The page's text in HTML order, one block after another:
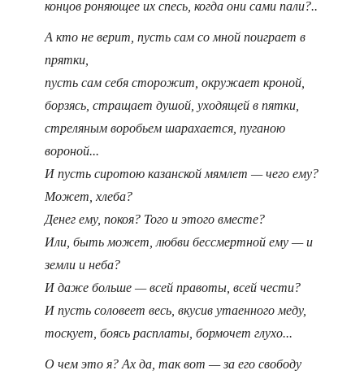
концов роняющее их спесь, когда они сами пали?..
А кто не верит, пусть сам со мной поиграет в
прятки,
пусть сам себя сторожит, окружает кроной,
борзясь, стращает душой, уходящей в пятки,
стреляным воробьем шарахается, пуганою
вороной...
И пусть сиротою казанской мямлет — чего ему?
Может, хлеба?
Денег ему, покоя? Того и этого вместе?
Или, быть может, любви бессмертной ему — и
земли и неба?
И даже больше — всей правоты, всей чести?
И пусть соловеет весь, вкусив утаенного меду,
тоскует, боясь расплаты, бормочет глухо...
О чем это я? Ах да, так вот — за его свободу